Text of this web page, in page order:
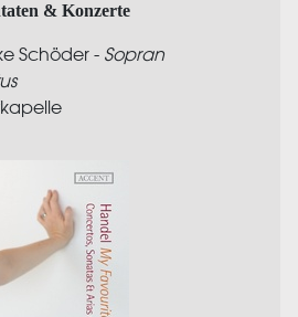
& Konzerte
Schöder - Sopran